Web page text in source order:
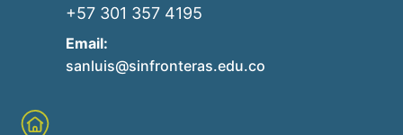
+57 301 357 4195
Email:
sanluis@sinfronteras.edu.co